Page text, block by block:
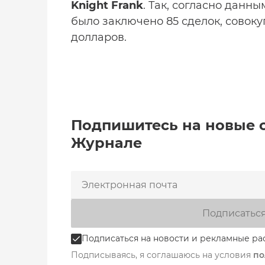
Knight Frank. Так, согласно
было заключено 85 сделок,
долларов.
Подпишитесь на новые
Журнале
Подписаться на новости и рекламные
Подписываясь, я соглашаюсь на условия